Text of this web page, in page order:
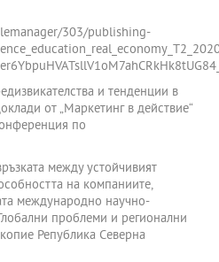
303/publishing-
и тенденции в
от „Маркетинг в действие“
по
между устойчивият
на компаниите,
международно научно-
проблеми и регионални
Република Северна